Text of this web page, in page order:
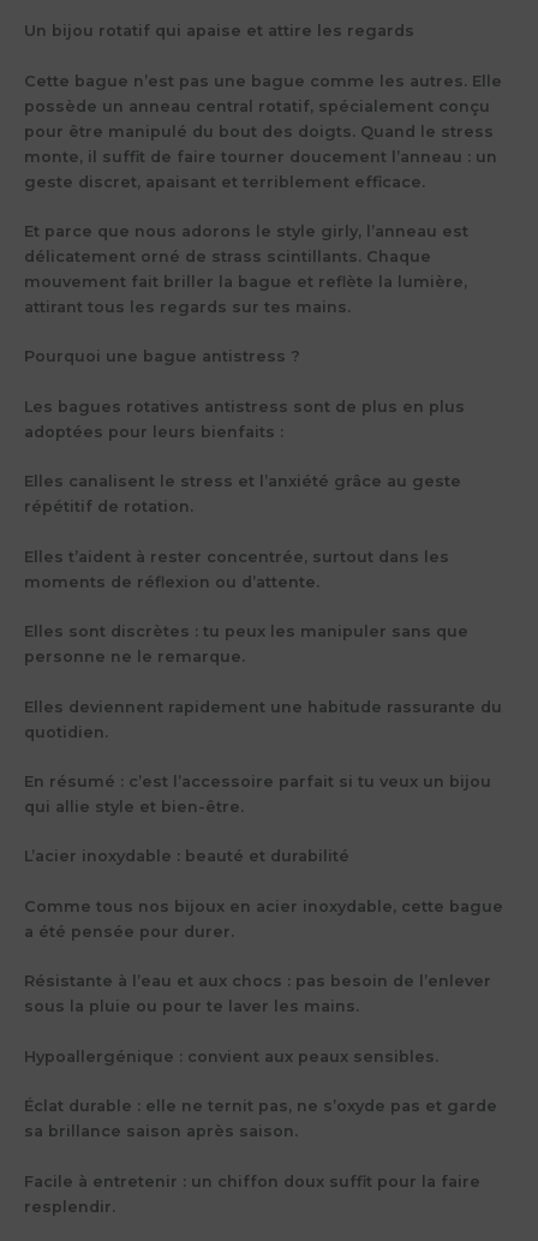
Un bijou rotatif qui apaise et attire les regards
Cette bague n’est pas une bague comme les autres. Elle
possède un anneau central rotatif, spécialement conçu
pour être manipulé du bout des doigts. Quand le stress
monte, il suffit de faire tourner doucement l’anneau : un
geste discret, apaisant et terriblement efficace.
Et parce que nous adorons le style girly, l’anneau est
délicatement orné de strass scintillants. Chaque
mouvement fait briller la bague et reflète la lumière,
attirant tous les regards sur tes mains.
Pourquoi une bague antistress ?
Les bagues rotatives antistress sont de plus en plus
adoptées pour leurs bienfaits :
Elles canalisent le stress et l’anxiété grâce au geste
répétitif de rotation.
Elles t’aident à rester concentrée, surtout dans les
moments de réflexion ou d’attente.
Elles sont discrètes : tu peux les manipuler sans que
personne ne le remarque.
Elles deviennent rapidement une habitude rassurante du
quotidien.
En résumé : c’est l’accessoire parfait si tu veux un bijou
qui allie style et bien-être.
L’acier inoxydable : beauté et durabilité
Comme tous nos bijoux en acier inoxydable, cette bague
a été pensée pour durer.
Résistante à l’eau et aux chocs : pas besoin de l’enlever
sous la pluie ou pour te laver les mains.
Hypoallergénique : convient aux peaux sensibles.
Éclat durable : elle ne ternit pas, ne s’oxyde pas et garde
sa brillance saison après saison.
Facile à entretenir : un chiffon doux suffit pour la faire
resplendir.